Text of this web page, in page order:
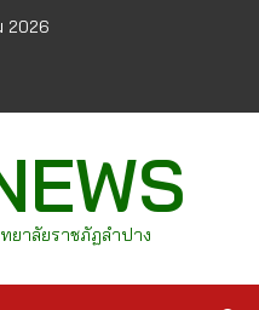
2026
ยาลัยราชภัฏลำปาง